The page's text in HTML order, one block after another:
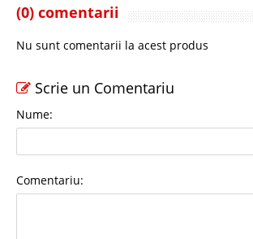
(0) comentarii
Nu sunt comentarii la acest produs
Scrie un Comentariu
Nume:
Comentariu: